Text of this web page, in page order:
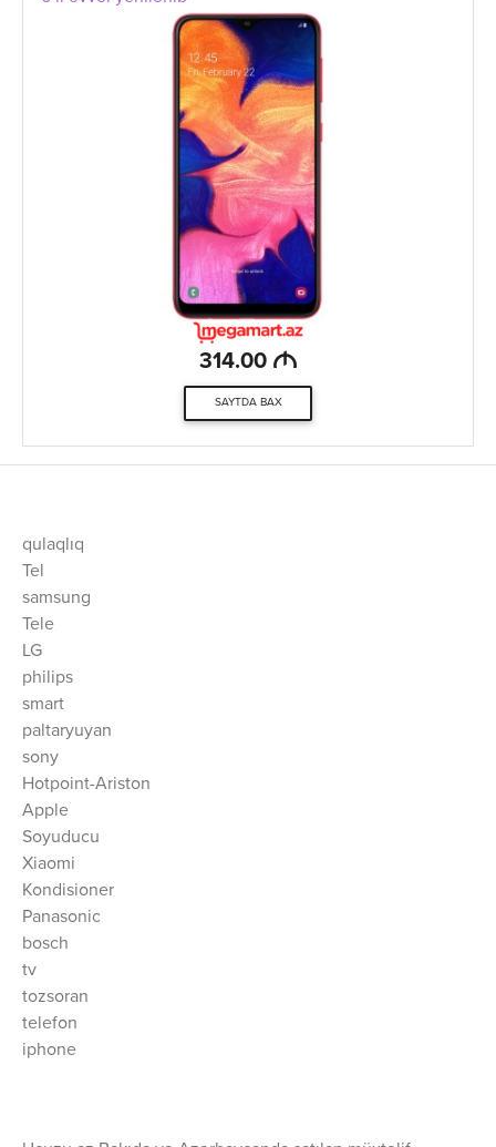
314.00 M
SAYTDA BAX
qulaqlıq
Tel
samsung
Tele
LG
philips
smart
paltaryuyan
sony
Hotpoint-Ariston
Apple
Soyuducu
Xiaomi
Kondisioner
Panasonic
bosch
tv
tozsoran
telefon
iphone